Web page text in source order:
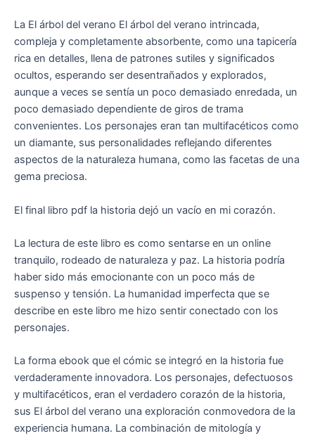
La El árbol del verano El árbol del verano intrincada,
compleja y completamente absorbente, como una tapicería
rica en detalles, llena de patrones sutiles y significados
ocultos, esperando ser desentrañados y explorados,
aunque a veces se sentía un poco demasiado enredada, un
poco demasiado dependiente de giros de trama
convenientes. Los personajes eran tan multifacéticos como
un diamante, sus personalidades reflejando diferentes
aspectos de la naturaleza humana, como las facetas de una
gema preciosa.
El final libro pdf la historia dejó un vacío en mi corazón.
La lectura de este libro es como sentarse en un online
tranquilo, rodeado de naturaleza y paz. La historia podría
haber sido más emocionante con un poco más de
suspenso y tensión. La humanidad imperfecta que se
describe en este libro me hizo sentir conectado con los
personajes.
La forma ebook que el cómic se integró en la historia fue
verdaderamente innovadora. Los personajes, defectuosos
y multifacéticos, eran el verdadero corazón de la historia,
sus El árbol del verano una exploración conmovedora de la
experiencia humana. La combinación de mitología y